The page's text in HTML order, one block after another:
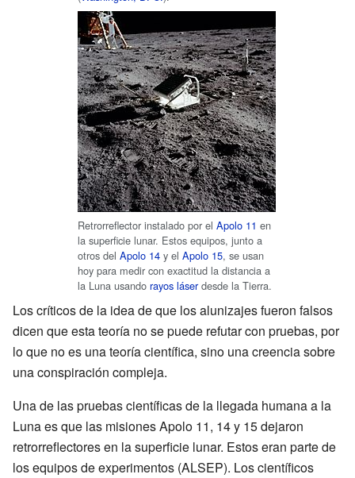
Retrorreflector instalado por el Apolo 11 en
la superficie lunar. Estos equipos, junto a
otros del Apolo 14 y el Apolo 15, se usan
hoy para medir con exactitud la distancia a
la Luna usando rayos láserdesde la Tierra.
Los críticos de la idea de que los alunizajes fueron falsos
dicen que esta teoría no se puede refutar con pruebas, por
lo que no es una teoría científica, sino una creencia sobre
una conspiración compleja.
Una de las pruebas científicas de la llegada humana a la
Luna es que las misiones Apolo 11, 14 y 15 dejaron
retrorreflectores en la superficie lunar. Estos eran parte de
los equipos de experimentos (ALSEP). Los científicos